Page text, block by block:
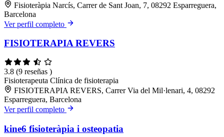
Fisioteràpia Narcís, Carrer de Sant Joan, 7, 08292 Esparreguera,
Barcelona
Ver perfil completo
FISIOTERAPIA REVERS
3.8 (9 reseñas )
Fisioterapeuta Clínica de fisioterapia
FISIOTERAPIA REVERS, Carrer Via del Mil·lenari, 4, 08292
Esparreguera, Barcelona
Ver perfil completo
kine6 fisioteràpia i osteopatia